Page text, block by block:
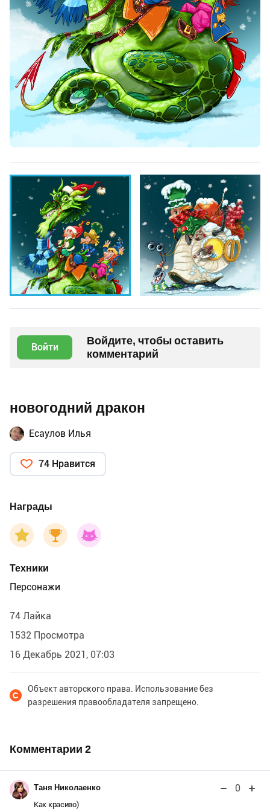
Войти
Войдите, чтобы оставить
комментарий
новогодний дракон
Есаулов Илья
74 Нравится
Награды
Техники
Персонажи
74 Лайка
1532 Просмотра
16 Декабрь 2021, 07:03
Объект авторского права. Использование без
разрешения правообладателя запрещено.
Комментарии 2
Таня Николаенко 0
Как красиво)